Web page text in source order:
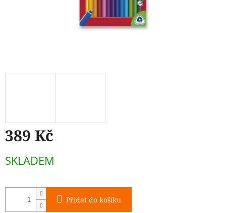
389 Kč
cena:
SKLADEM
Přidat do košíku